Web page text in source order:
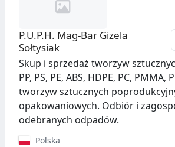
P.U.P.H. Mag-Bar Gizela
Sołtysiak
Skup i sprzedaż tworzyw
PP, PS, PE, ABS, HDPE, PC,
tworzyw sztucznych
opakowaniowych. Odbiór i
odebranych odpadów.
Polska